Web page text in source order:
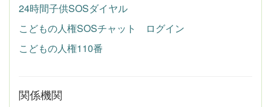
24時間子供SOSダイヤル
こどもの人権SOSチャット ログイン
こどもの人権110番
関係機関